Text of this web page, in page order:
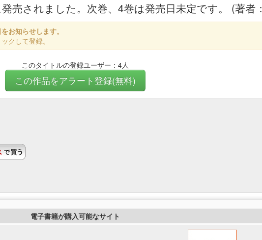
売されました。次巻、4巻は発売日未定です。 (著者：
お知らせします。
クして登録。
このタイトルの登録ユーザー：4人
この作品をアラート登録(無料)
電子書籍が購入可能なサイト